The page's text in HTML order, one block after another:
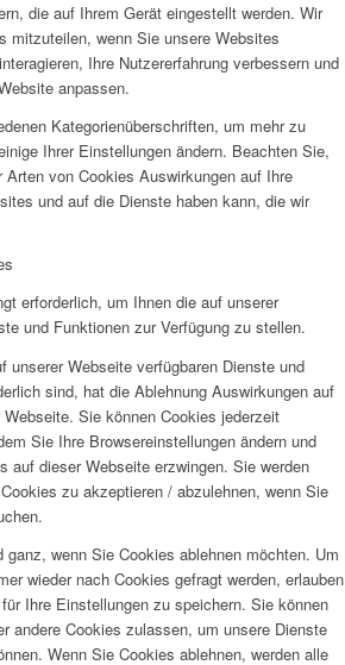
die auf Ihrem Gerät eingestellt werden. Wir
mitzuteilen, wenn Sie unsere Websites
Ihre Nutzererfahrung verbessern und
anpassen.
Kategorienüberschriften, um mehr zu
Ihrer Einstellungen ändern. Beachten Sie,
von Cookies Auswirkungen auf Ihre
und auf die Dienste haben kann, die wir
erforderlich, um Ihnen die auf unserer
und Funktionen zur Verfügung zu stellen.
unserer Webseite verfügbaren Dienste und
sind, hat die Ablehnung Auswirkungen auf
Sie können Cookies jederzeit
Sie Ihre Browsereinstellungen ändern und
auf dieser Webseite erzwingen. Sie werden
zu akzeptieren / abzulehnen, wenn Sie
wenn Sie Cookies ablehnen möchten. Um
wieder nach Cookies gefragt werden, erlauben
Ihre Einstellungen zu speichern. Sie können
andere Cookies zulassen, um unsere Dienste
Wenn Sie Cookies ablehnen, werden alle